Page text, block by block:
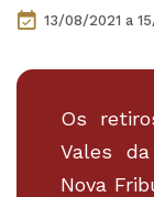
13/08/2021 a
Os
Vales
Nova